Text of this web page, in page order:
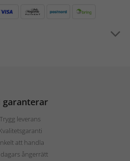
garanterar
Trygg leverans
att handla
ångerrätt